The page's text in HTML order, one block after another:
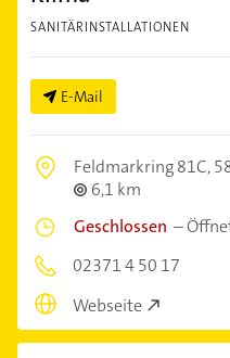
SANITÄRINSTALLATIONEN
E-Mail
Feldmarkring 81C,
6,1 km
Geschlossen –
02371 4 50 17
Webseite